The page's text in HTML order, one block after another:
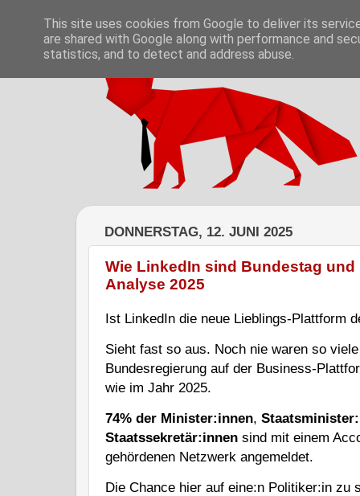
DONNERSTAG, 12. JUNI 2025
Wie LinkedIn sind Bundestag
Analyse 2025
Ist LinkedIn die neue Lieblings-Plattform
Sieht fast so aus. Noch nie waren so
Bundesregierung auf der Business-
wie im Jahr 2025.
74% der Minister:innen,
Staatssekretär:innen sind mit einem
gehördenen Netzwerk angemeldet.
Die Chance hier auf eine:n Politiker:in
This site uses cookies from Google to deliver its
are shared with Google along with performance and
statistics, and to detect and address abuse.